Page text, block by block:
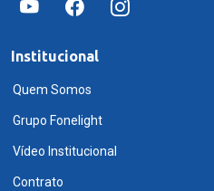
Institucional
Quem Somos
Grupo Fonelight
Vídeo Institucional
Contrato